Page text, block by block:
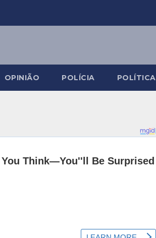
OPINIÃO POLÍCIA POLÍTICA